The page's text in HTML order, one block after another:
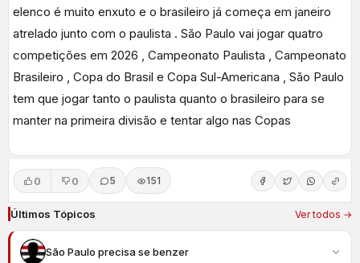
elenco é muito enxuto e o brasileiro já começa em janeiro
atrelado junto com o paulista . São Paulo vai jogar quatro
competições em 2026 , Campeonato Paulista , Campeonato
Brasileiro , Copa do Brasil e Copa Sul-Americana , São Paulo
tem que jogar tanto o paulista quanto o brasileiro para se
manter na primeira divisão e tentar algo nas Copas
0 0 5 151
Últimos Tópicos Ver todos →
São Paulo precisa se benzer